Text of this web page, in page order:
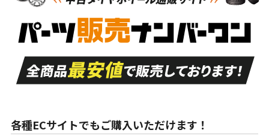
S
品）
S
新車外し品（新古
付き
A
走行距離も少なく、
目立つ傷もほとんど
ない中古品
A
走行距離も少なく、
非常に状態の良い中
古品
な中古品
んどない中古品
各種ECサイトでもご購入いただけます！